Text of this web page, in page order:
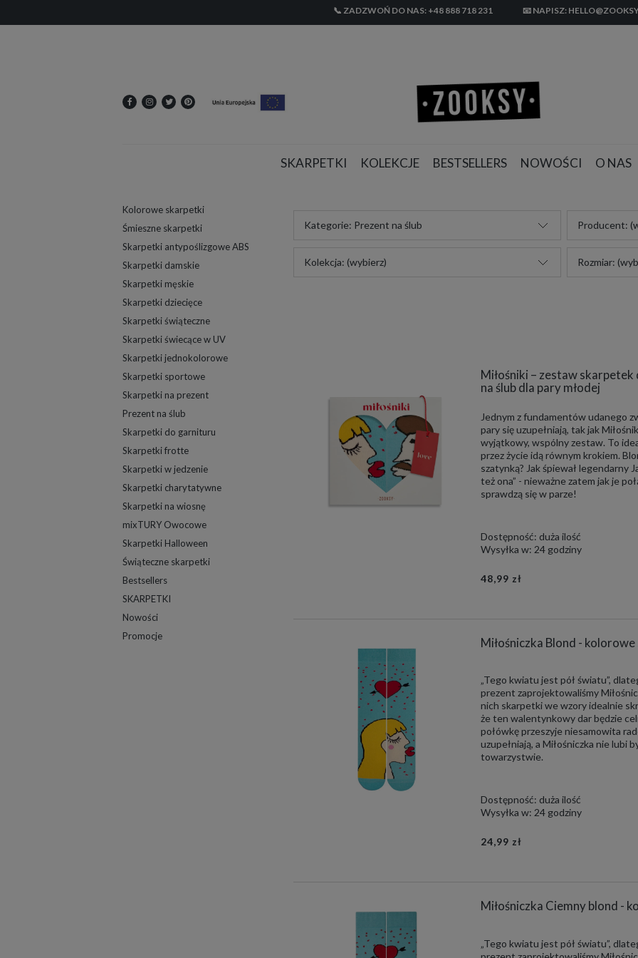
📞 ZADZWOŃ DO NAS: +48 888 718 231 📧 NAPISZ:
SKARPETKI KOLEKCJE BESTSELLERS NOWOŚCI O NAS
Kolorowe skarpetki
Śmieszne skarpetki
Skarpetki antypoślizgowe ABS
Skarpetki damskie
Skarpetki męskie
Skarpetki dziecięce
Skarpetki świąteczne
Skarpetki świecące w UV
Skarpetki jednokolorowe
Skarpetki sportowe
Skarpetki na prezent
Prezent na ślub
Skarpetki do garnituru
Skarpetki frotte
Skarpetki w jedzenie
Skarpetki charytatywne
Skarpetki na wiosnę
mixTURY Owocowe
Skarpetki Halloween
Świąteczne skarpetki
Bestsellers
SKARPETKI
Nowości
Promocje
Kategorie: Prezent na ślub Producent:
Kolekcja: (wybierz) Rozmiar:
Miłośniki – zestaw
na ślub dla pary młodej
Jednym z fundamentów udanego
pary się uzupełniają, tak jak
wyjątkowy, wspólny zestaw. To
przez życie idą równym krokiem.
szatynką? Jak śpiewał legendarny
też ona” - nieważne zatem jak je
sprawdzą się w parze!
Dostępność: duża ilość
Wysyłka w: 24 godziny
48,99 zł
Miłośniczka Blond -
„Tego kwiatu jest pół światu”,
prezent zaprojektowaliśmy
nich skarpetki we wzory idealnie
że ten walentynkowy dar będzie
połówkę przeszyje niesamowita
uzupełniają, a Miłośniczka nie lubi
towarzystwie.
Dostępność: duża ilość
Wysyłka w: 24 godziny
24,99 zł
Miłośniczka Ciemny blond -
„Tego kwiatu jest pół światu”,